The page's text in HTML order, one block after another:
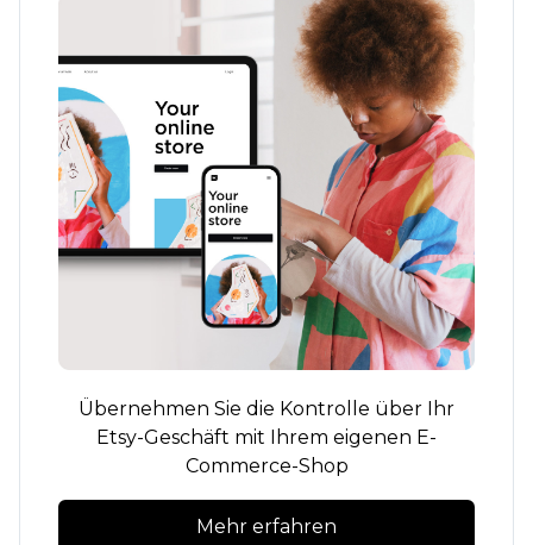
Übernehmen Sie die Kontrolle über Ihr
Etsy-Geschäft mit Ihrem eigenen E-
Commerce-Shop
Mehr erfahren